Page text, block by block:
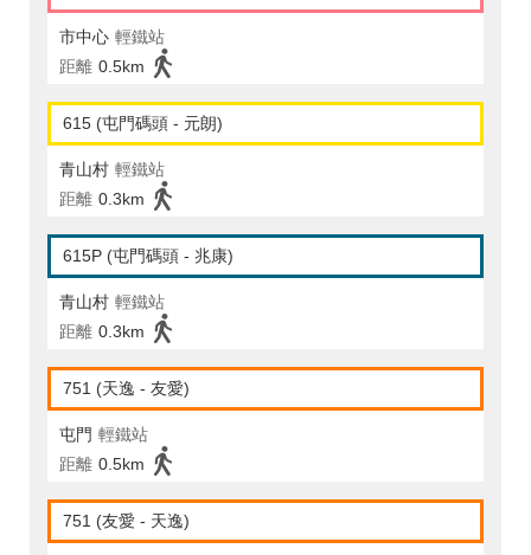
市中心 輕鐵站
距離 0.5km
615 (屯門碼頭 - 元朗)
青山村 輕鐵站
距離 0.3km
615P (屯門碼頭 - 兆康)
青山村 輕鐵站
距離 0.3km
751 (天逸 - 友愛)
屯門 輕鐵站
距離 0.5km
751 (友愛 - 天逸)